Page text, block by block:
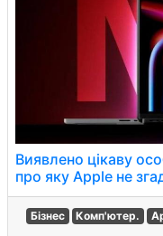
Виявлено цікаву
про яку Apple не
Бізнес Комп'ютер.